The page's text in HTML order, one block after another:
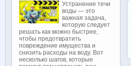
Устранение течи
воды — это
важная задача,
которую следует
решать как можно быстрее,
чтобы предотвратить
повреждение имущества и
снизить расходы на воду. Вот
несколько шагов, которые